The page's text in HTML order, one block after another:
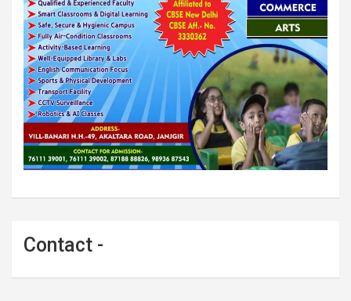
Contact -